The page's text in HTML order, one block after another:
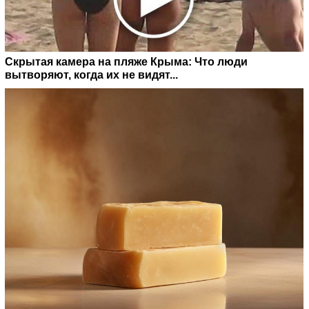
Скрытая камера на пляже Крыма: Что люди
вытворяют, когда их не видят...